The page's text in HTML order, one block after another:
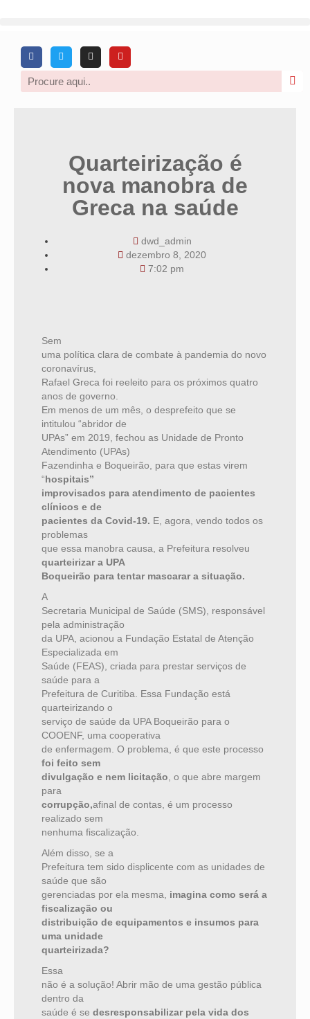
Quarteirização é
nova manobra de
Greca na saúde
dwd_admin
dezembro 8, 2020
7:02 pm
Sem
uma política clara de combate à pandemia do novo
coronavírus,
Rafael Greca foi reeleito para os próximos quatro
anos de governo.
Em menos de um mês, o desprefeito que se
intitulou “abridor de
UPAs” em 2019, fechou as Unidade de Pronto
Atendimento (UPAs)
Fazendinha e Boqueirão, para que estas virem
“hospitais”
improvisados para atendimento de pacientes
clínicos e de
pacientes da Covid-19. E, agora, vendo todos os
problemas
que essa manobra causa, a Prefeitura resolveu
quarteirizar a UPA
Boqueirão para tentar mascarar a situação.
A
Secretaria Municipal de Saúde (SMS), responsável
pela administração
da UPA, acionou a Fundação Estatal de Atenção
Especializada em
Saúde (FEAS), criada para prestar serviços de
saúde para a
Prefeitura de Curitiba. Essa Fundação está
quarteirizando o
serviço de saúde da UPA Boqueirão para o
COOENF, uma cooperativa
de enfermagem. O problema, é que este processo
foi feito sem
divulgação e nem licitação , o que abre margem
para
corrupção,afinal de contas, é um processo
realizado sem
nenhuma fiscalização.
Além disso, se a
Prefeitura tem sido displicente com as unidades de
saúde que são
gerenciadas por ela mesma, imagina como será a
fiscalização ou
distribuição de equipamentos e insumos para
uma unidade
quarteirizada?
Essa
não é a solução! Abrir mão de uma gestão pública
dentro da
saúde é se desresponsabilizar pela vida dos